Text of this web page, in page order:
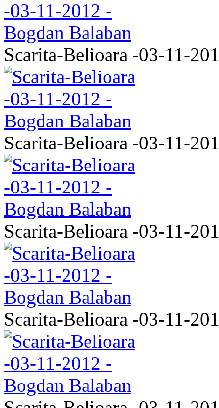
Scarita-Belioara -03-11-
Scarita-Belioara -03-11-
Scarita-Belioara -03-11-
Scarita-Belioara -03-11-